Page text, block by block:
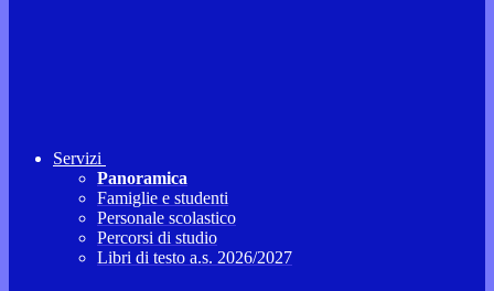
Servizi
Panoramica
Famiglie e studenti
Personale scolastico
Percorsi di studio
Libri di testo a.s. 2026/2027